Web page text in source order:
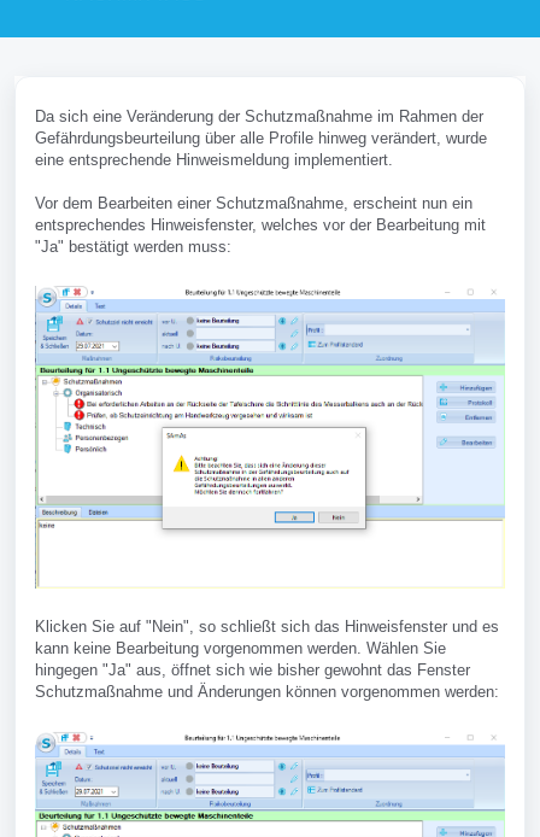
Da sich eine Veränderung der Schutzmaßnahme im Rahmen der
Gefährdungsbeurteilung über alle Profile hinweg verändert, wurde
eine entsprechende Hinweismeldung implementiert.
Vor dem Bearbeiten einer Schutzmaßnahme, erscheint nun ein
entsprechendes Hinweisfenster, welches vor der Bearbeitung mit
"Ja" bestätigt werden muss:
Klicken Sie auf "Nein", so schließt sich das Hinweisfenster und es
kann keine Bearbeitung vorgenommen werden. Wählen Sie
hingegen "Ja" aus, öffnet sich wie bisher gewohnt das Fenster
Schutzmaßnahme und Änderungen können vorgenommen werden: